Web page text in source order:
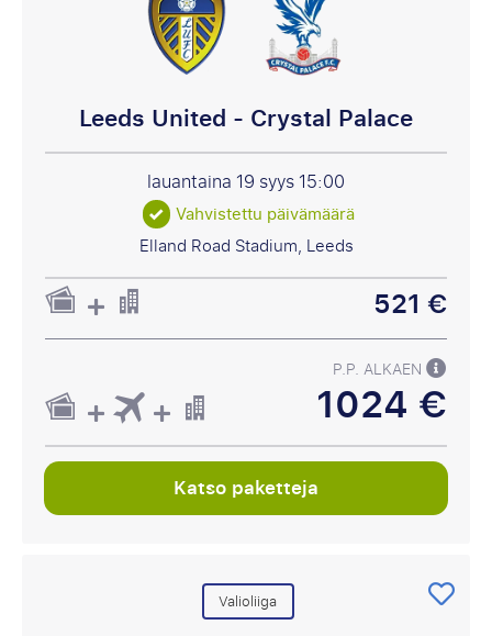
Leeds United - Crystal Palace
lauantaina 19 syys15:00
Vahvistettu päivämäärä
Elland Road Stadium, Leeds
521 €
P.P. ALKAEN
1024 €
Katso paketteja
Valioliiga